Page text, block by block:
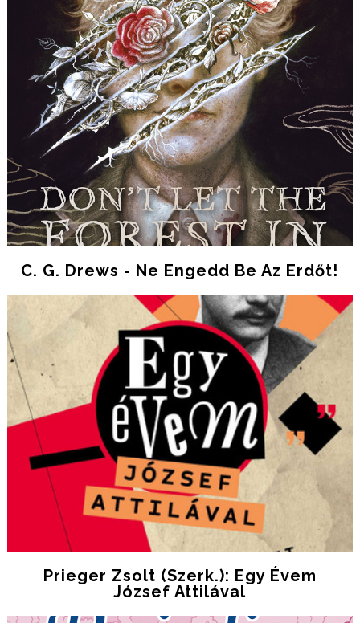
C. G. Drews - Ne Engedd Be Az Erdőt!
Prieger Zsolt (szerk.): Egy Évem
József Attilával